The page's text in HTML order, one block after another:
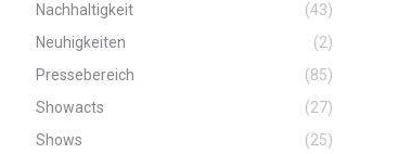
Nachhaltigkeit
(43)
Neuhigkeiten
(2)
Pressebereich
(85)
Showacts
(27)
Shows
(25)